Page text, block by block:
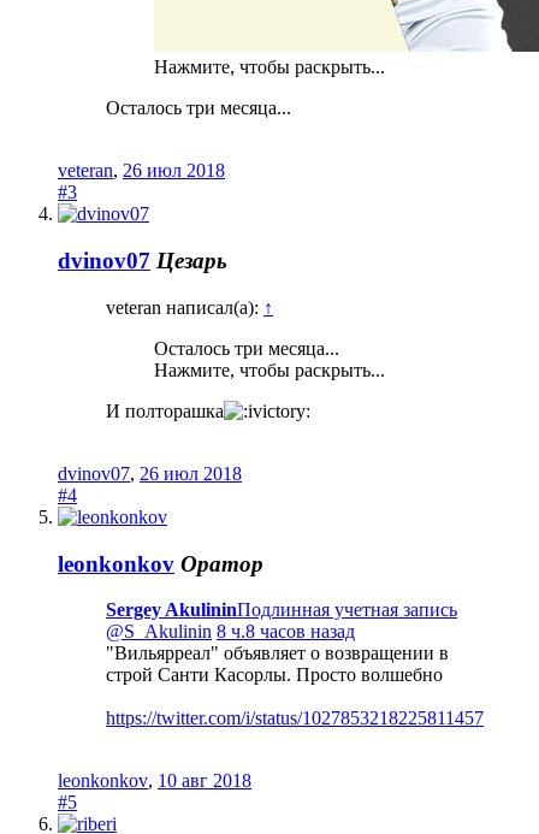
Нажмите, чтобы раскрыть...
Осталось три месяца...
veteran, 26 июл 2018
#3
dvinov07 Цезарь
veteran написал(а): ↑
Осталось три месяца...
Нажмите, чтобы раскрыть...
И полторашка
dvinov07, 26 июл 2018
#4
leonkonkov Оратор
Sergey Akulinin
@S_Akulinin 8 ч.8 часов назад
"Вильярреал" объявляет о возвращении в
строй Санти Касорлы. Просто волшебно
https://twitter.com/i/status/1027853218225811457
leonkonkov, 10 авг 2018
#5